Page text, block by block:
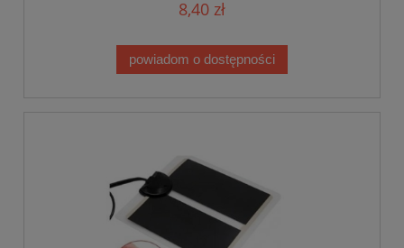
8,40 zł
powiadom o dostępności